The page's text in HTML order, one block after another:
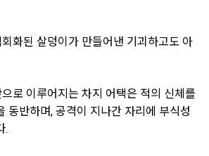
화된 살덩이가 만들어낸 기괴하고도 아
로 이루어지는 차지 어택은 적의 신체를
동반하며, 공격이 지나간 자리에 부식성
.